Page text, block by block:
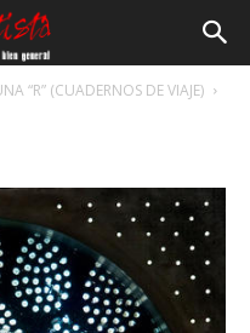
“R” (CUADERNOS DE VIAJE)